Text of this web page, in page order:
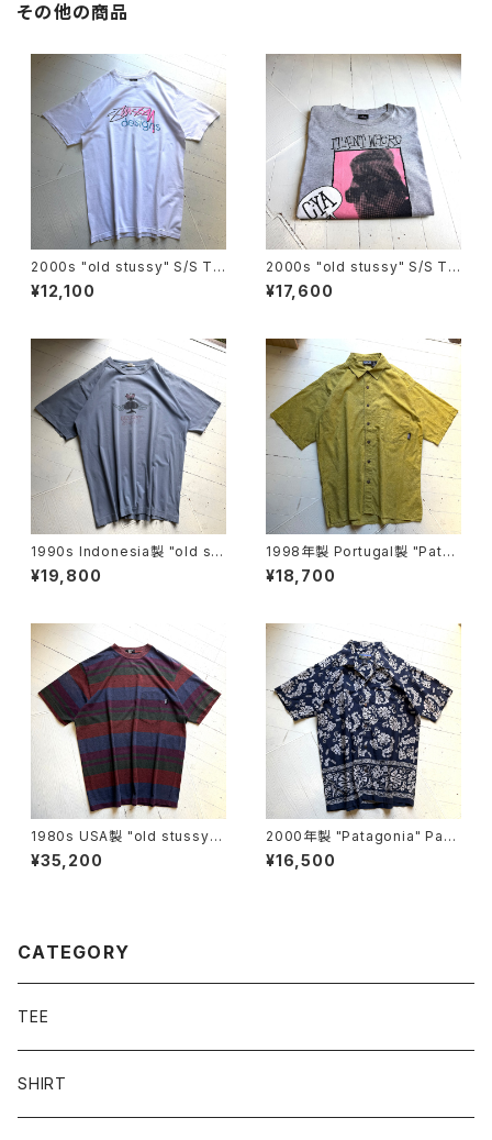
その他の商品
2000s "old stussy" S/S T-
shirt
¥12,100
2000s "old stussy" S/S T-
shirt
¥17,600
1990s Indonesia製 "old stu
ssy" S/S T-shirt
¥19,800
1998年製 Portugal製 "Patag
onia" AC print shirt
¥18,700
1980s USA製 "old stussy"
S/S T-shirt
¥35,200
2000年製 "Patagonia" Pata
loha shirt
¥16,500
CATEGORY
TEE
SHIRT